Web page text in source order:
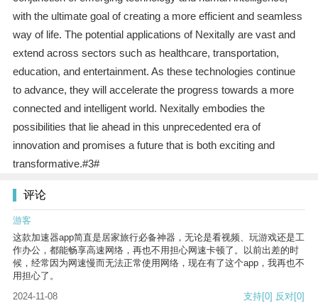
with the ultimate goal of creating a more efficient and seamless
way of life. The potential applications of Nexitally are vast and
extend across sectors such as healthcare, transportation,
education, and entertainment. As these technologies continue
to advance, they will accelerate the progress towards a more
connected and intelligent world. Nexitally embodies the
possibilities that lie ahead in this unprecedented era of
innovation and promises a future that is both exciting and
transformative.#3#
评论
游客
这款加速器app简直是居家旅行必备神器，无论是看视频、玩游戏还是工
作办公，都能畅享高速网络，再也不用担心网速卡顿了。以前出差的时
候，经常因为网速慢而无法正常使用网络，现在有了这个app，我再也不
用担心了。
2024-11-08
支持[0] 反对[0]